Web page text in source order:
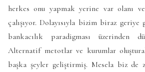
herkes onu yapmak yerine var olanı
çalışıyor. Dolayısıyla bizim biraz
bankacılık paradigması üzerinden
Alternatif metotlar ve kurumlar
başka şeyler geliştirmiş. Mesela biz de